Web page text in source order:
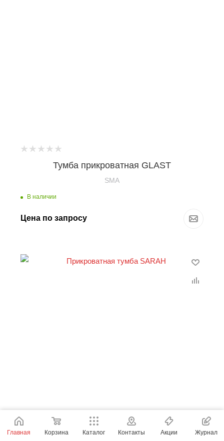
Тумба прикроватная GLAST
SMA
В наличии
Цена по запросу
Главная Корзина Каталог Контакты Акции Журнал